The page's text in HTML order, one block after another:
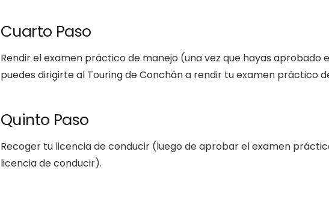
Cuarto Paso
Rendir el examen práctico de manejo (una vez que hayas aprobado
puedes dirigirte al Touring de Conchán a rendir tu examen práctico
Quinto Paso
Recoger tu licencia de conducir (luego de aprobar el examen
licencia de conducir).